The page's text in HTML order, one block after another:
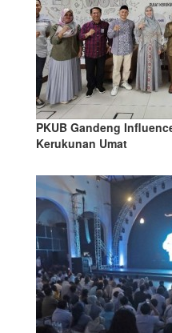
PKUB Gandeng
Kerukunan Umat